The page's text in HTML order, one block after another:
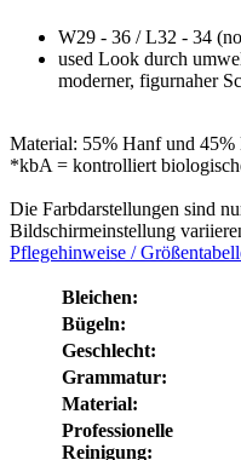
W29 - 36 / L32 - 34
used Look durch
moderner, figurnaher
Material: 55% Hanf und
*kbA = kontrolliert
Die Farbdarstellungen sind
Bildschirmeinstellung
Pflegehinweise /
Bleichen:
Bügeln:
Geschlecht:
Grammatur:
Material:
Professionelle
Reinigung: